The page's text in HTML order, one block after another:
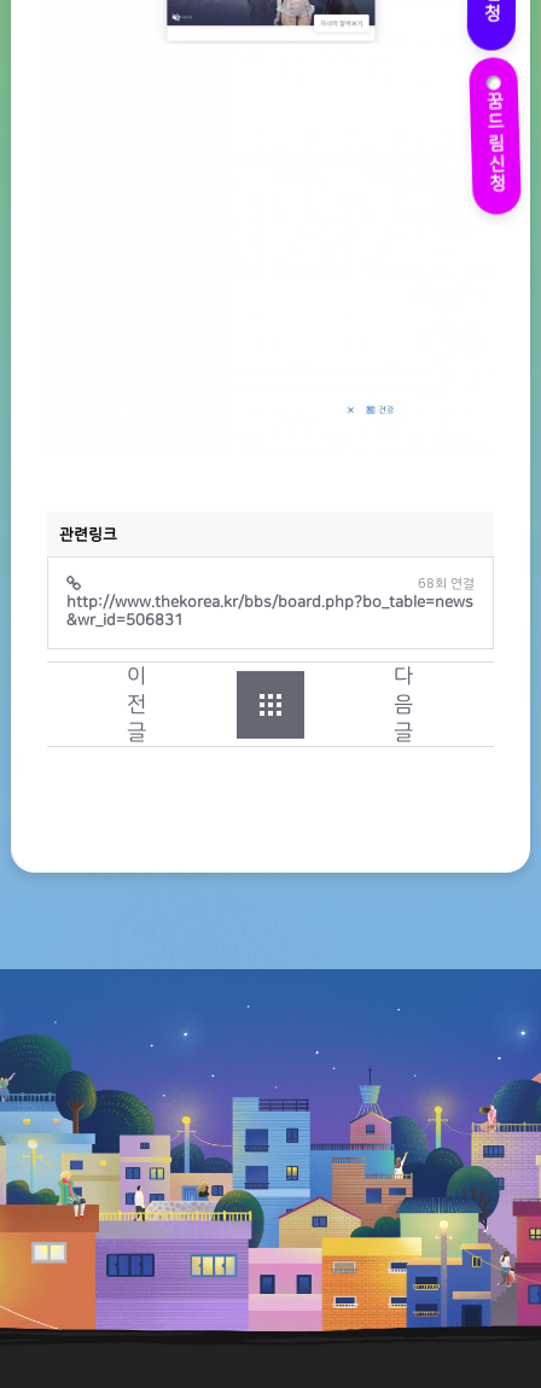
꿈드림신청
관련링크
http://www.thekorea.kr/bbs/board.php?bo_table=news
&wr_id=506831
68회 연결
이
전
글
다
음
글